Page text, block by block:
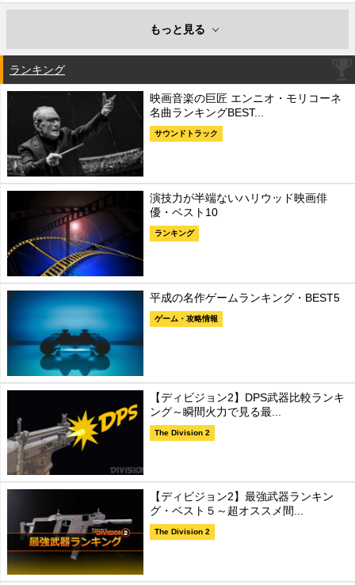
もっと見る
ランキング
映画音楽の巨匠 エンニオ・モリコーネ
名曲ランキングBEST...
サウンドトラック
演技力が半端ないハリウッド映画俳
優・ベスト10
ランキング
平成の名作ゲームランキング・BEST5
ゲーム・攻略情報
【ディビジョン2】DPS武器比較ランキ
ング～瞬間火力で見る最...
The Division 2
【ディビジョン2】最強武器ランキン
グ・ベスト５～超オススメ間...
The Division 2